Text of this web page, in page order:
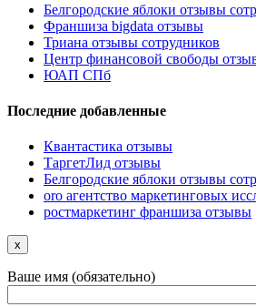
Белгородские яблоки отзывы
Франшиза bigdata отзывы
Триана отзывы сотрудников
Центр финансовой свободы
ЮАП СПб
Последние добавленные
Квантастика отзывы
ТаргетЛид отзывы
Белгородские яблоки отзывы
oro агентство маркетинговых
ростмаркетинг франшиза отзывы
x
Ваше имя (обязательно)